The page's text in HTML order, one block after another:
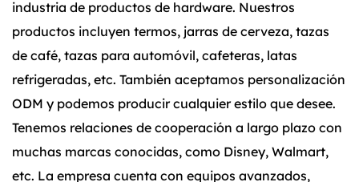
industria de productos de hardware. Nuestros
productos incluyen termos, jarras de cerveza, tazas
de café, tazas para automóvil, cafeteras, latas
refrigeradas, etc. También aceptamos personalización
ODM y podemos producir cualquier estilo que desee.
Tenemos relaciones de cooperación a largo plazo con
muchas marcas conocidas, como Disney, Walmart,
etc. La empresa cuenta con equipos avanzados,